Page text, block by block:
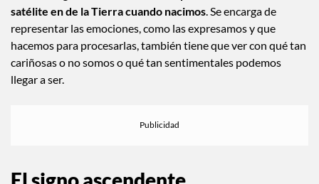
satélite en de la Tierra cuando nacimos. Se encarga de
representar las emociones, como las expresamos y que
hacemos para procesarlas, también tiene que ver con qué tan
cariñosas o no somos o qué tan sentimentales podemos
llegar a ser.